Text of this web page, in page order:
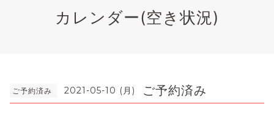
カレンダー(空き状況)
ご予約済み 2021-05-10 (月) ご予約済み